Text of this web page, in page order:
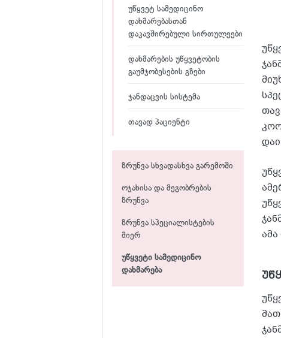
უწყვეტ სამედიცინო
დახმარებასთან
დაკავშირებული სირთულეები
დახმარების უწყვეტობის
გაუმჯობესების გზები
ჯანდაცვის სისტემა
თავად პაციენტი
ზრუნვა სხვადასხვა გარემოში
ოჯახისა და მეგობრების
ზრუნვა
ზრუნვა სპეციალისტების
მიერ
უწყვეტი სამედიცინო
დახმარება